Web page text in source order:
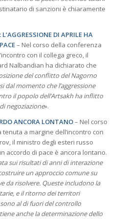
di sanzioni è chiaramente
DI APRILE HA
– Nel corso della conferenza
con il collega greco, il
Nalbandian ha dichiarato che
del conflitto del Nagorno
dal momento che l’aggressione
il popolo dell’Artsakh ha inflitto
negoziazione».
ANCORA LONTANO– Nel corso
a margine dell’incontro con
il ministro degli esteri russo
accordo di pace è ancora lontano.
sui risultati di anni di interazione
un approccio comune su
da risolvere. Queste includono la
e il ritorno dei territori
al di fuori del controllo
anche la determinazione dello